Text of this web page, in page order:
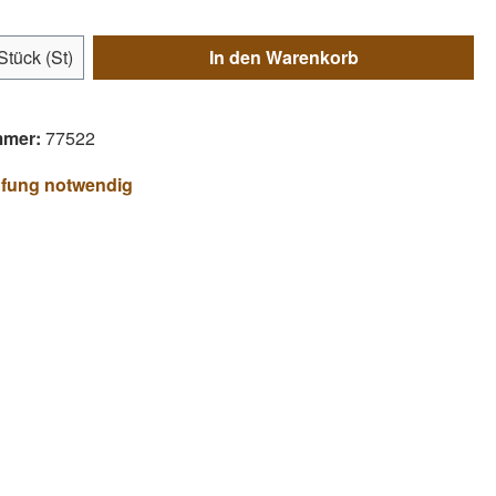
Gib den gewünschten Wert ein
(St) In den Warenkorb
77522
notwendig